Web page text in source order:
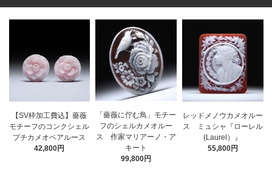
【SV枠加工費込】薔薇
モチーフのコンクシェル
プチカメオペアルース
42,800円
「薔薇に佇む鳥」モチー
フのシェルカメオルー
ス 作家マリアーノ・ア
キート
99,800円
レッドメノウカメオルー
ス ミュシャ『ローレル
(Laurel）』
55,800円